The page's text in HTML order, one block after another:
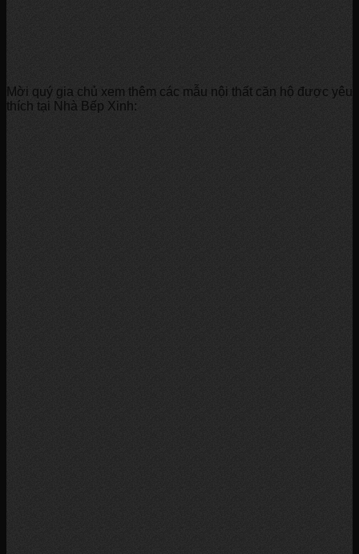
Mời quý gia chủ xem thêm các mẫu nội thất căn hộ được yêu
thích tại Nhà Bếp Xinh: